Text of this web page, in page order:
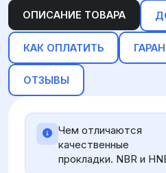
ОПИСАНИЕ ТОВАРА
КАК ОПЛАТИТЬ
ОТЗЫВЫ
Чем отличаются
качественные
прокладки. NBR и